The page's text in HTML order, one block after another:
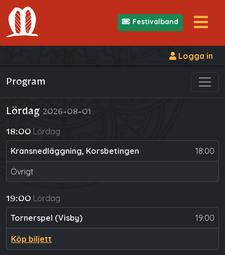
Festivalband
Logga in
Program
Lördag 2026-08-01
18:00 Lördag
18:00
Kransnedläggning, Korsbetingen
Övrigt
19:00 Lördag
19:00
Tornerspel (Visby)
Köp biljett